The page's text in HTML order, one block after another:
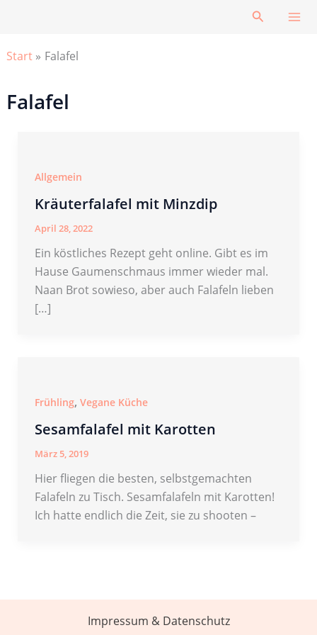
Suchen
Start Falafel
Falafel
Allgemein
Kräuterfalafel mit Minzdip
April 28, 2022
Ein köstliches Rezept geht online. Gibt es im
Hause Gaumenschmaus immer wieder mal.
Naan Brot sowieso, aber auch Falafeln lieben
[…]
Frühling, Vegane Küche
Sesamfalafel mit Karotten
März 5, 2019
Hier fliegen die besten, selbstgemachten
Falafeln zu Tisch. Sesamfalafeln mit Karotten!
Ich hatte endlich die Zeit, sie zu shooten –
Impressum & Datenschutz